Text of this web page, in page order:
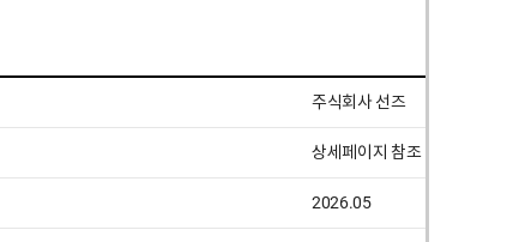
주식회사 선즈
상세페이지 참조
2026.05